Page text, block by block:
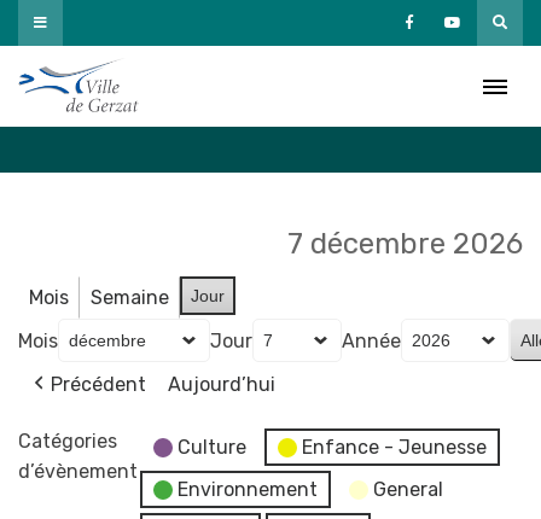
Passer
au
contenu
7 décembre 2026
Mois Semaine Jour
Mois Jour
Année
Précédent
Aujourd’hui
Catégories
d’évènement
Culture
Enfance - Jeunesse
Environnement
General